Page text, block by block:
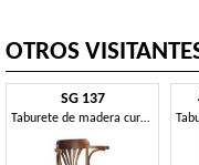
OTROS
SG 137
Taburete de madera curvada, para bares musicales